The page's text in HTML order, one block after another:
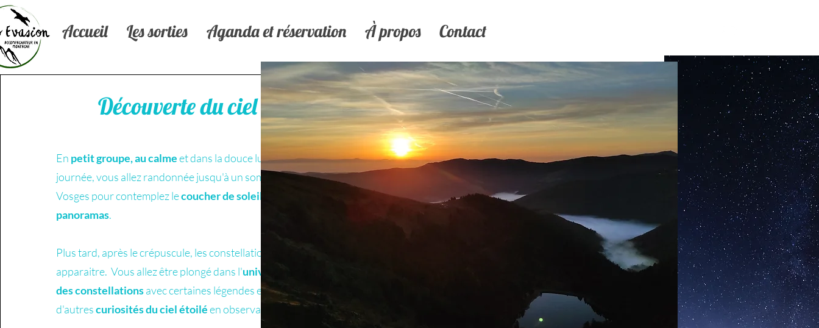
Accueil Les sorties Aganda et réservation À propos Contact
Découverte du ciel étoilé
En petit groupe,au calmeet dans la douce lumière de fin de
journée, vous allez randonnée jusqu'à un sommet des Hautes
Vosges pour contemplez lecoucher de soleil
panoramas.
Plus tard, après le crépuscule, les constellations commenceront à
apparaitre. Vous allez être plongé dans l'univers extraordinaire
des constellationsavec certaines légendes et vous découvrirez
d'autrescuriosités du ciel étoiléen observation directe.